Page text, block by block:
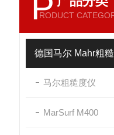
RODUCT
德国马尔 Mahr粗
马尔粗糙度仪
MarSurf M400